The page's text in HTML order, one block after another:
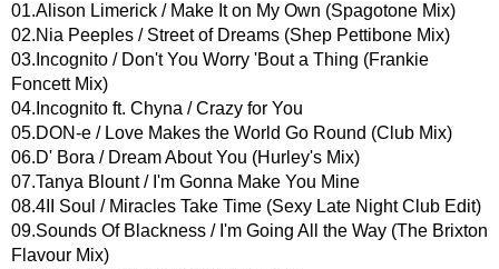
01.Alison Limerick / Make It on My Own (Spagotone Mix)
02.Nia Peeples / Street of Dreams (Shep Pettibone Mix)
03.Incognito / Don't You Worry 'Bout a Thing (Frankie
Foncett Mix)
04.Incognito ft. Chyna / Crazy for You
05.DON-e / Love Makes the World Go Round (Club Mix)
06.D' Bora / Dream About You (Hurley's Mix)
07.Tanya Blount / I'm Gonna Make You Mine
08.4II Soul / Miracles Take Time (Sexy Late Night Club Edit)
09.Sounds Of Blackness / I'm Going All the Way (The Brixton
Flavour Mix)